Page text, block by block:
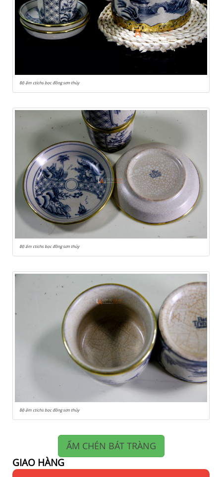
Bộ ấm ctichs bọc đồng sơn thủy
Bộ ấm ctichs bọc đồng sơn thủy
Bộ ấm ctichs bọc đồng sơn thủy
ẤM CHÉN BÁT TRÀNG
GIAO HÀNG